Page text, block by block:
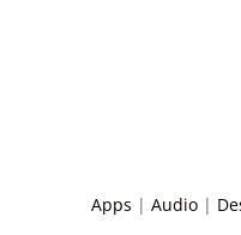
Apps | Audio|